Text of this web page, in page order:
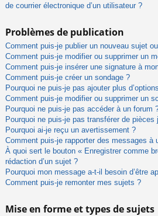
de courrier électronique d’un utilisateur ?
Problèmes de publication
Comment puis-je publier un nouveau sujet
Comment puis-je modifier ou supprimer un
Comment puis-je insérer une signature à
Comment puis-je créer un sondage ?
Pourquoi ne puis-je pas ajouter plus
Comment puis-je modifier ou supprimer un
Pourquoi ne puis-je pas accéder à un forum
Pourquoi ne puis-je pas transférer de pièces
Pourquoi ai-je reçu un avertissement ?
Comment puis-je rapporter des messages à
À quoi sert le bouton « Enregistrer comme
rédaction d’un sujet ?
Pourquoi mon message a-t-il besoin d’être
Comment puis-je remonter mes sujets ?
Mise en forme et types de sujets